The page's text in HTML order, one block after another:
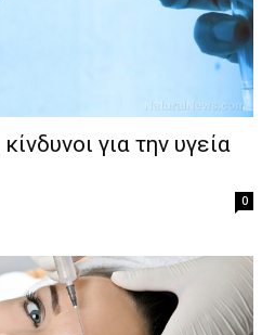
για την υγεία
0